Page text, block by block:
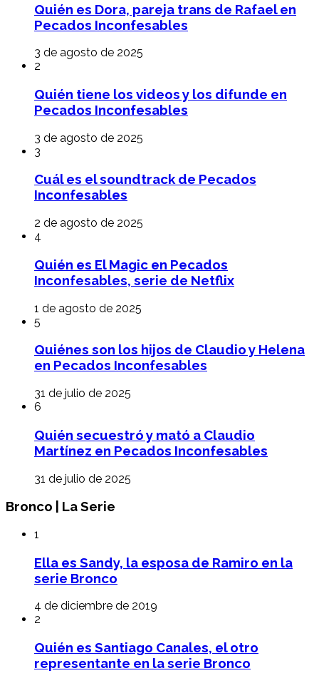
Quién es Dora, pareja trans de Rafael en
Pecados Inconfesables
3 de agosto de 2025
2
Quién tiene los videos y los difunde en
Pecados Inconfesables
3 de agosto de 2025
3
Cuál es el soundtrack de Pecados
Inconfesables
2 de agosto de 2025
4
Quién es El Magic en Pecados
Inconfesables, serie de Netflix
1 de agosto de 2025
5
Quiénes son los hijos de Claudio y Helena
en Pecados Inconfesables
31 de julio de 2025
6
Quién secuestró y mató a Claudio
Martínez en Pecados Inconfesables
31 de julio de 2025
Bronco | La Serie
1
Ella es Sandy, la esposa de Ramiro en la
serie Bronco
4 de diciembre de 2019
2
Quién es Santiago Canales, el otro
representante en la serie Bronco